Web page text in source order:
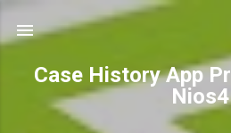
Passa ai
Case History App
Nios4